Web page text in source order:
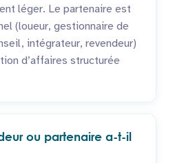
léger. Le partenaire est
(loueur, gestionnaire de
intégrateur, revendeur)
d’affaires structurée
ou partenaire a-t-il